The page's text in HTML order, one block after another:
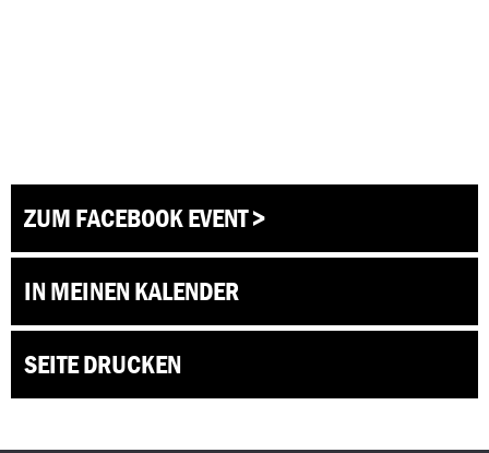
ZUM FACEBOOK EVENT >
IN MEINEN KALENDER
SEITE DRUCKEN